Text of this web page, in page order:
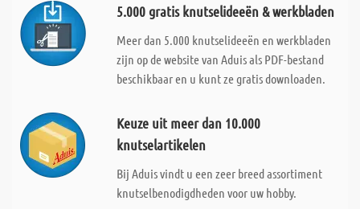
5.000 gratis knutselideeën & werkbladen
Meer dan 5.000 knutselideeën en werkbladen
zijn op de website van Aduis als PDF-bestand
beschikbaar en u kunt ze gratis downloaden.
Keuze uit meer dan 10.000
knutselartikelen
Bij Aduis vindt u een zeer breed assortiment
knutselbenodigdheden voor uw hobby.